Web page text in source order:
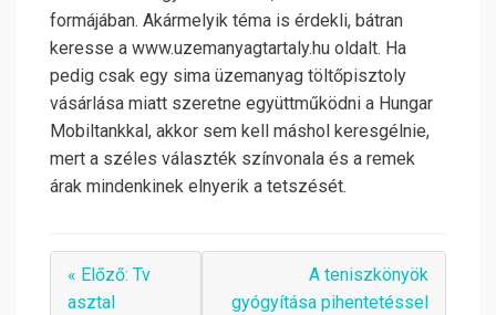
formájában. Akármelyik téma is érdekli, bátran
keresse a www.uzemanyagtartaly.hu oldalt. Ha
pedig csak egy sima üzemanyag töltőpisztoly
vásárlása miatt szeretne együttműködni a Hungar
Mobiltankkal, akkor sem kell máshol keresgélnie,
mert a széles választék színvonala és a remek
árak mindenkinek elnyerik a tetszését.
« Előző: Tv
asztal
A teniszkönyök
gyógyítása pihentetéssel